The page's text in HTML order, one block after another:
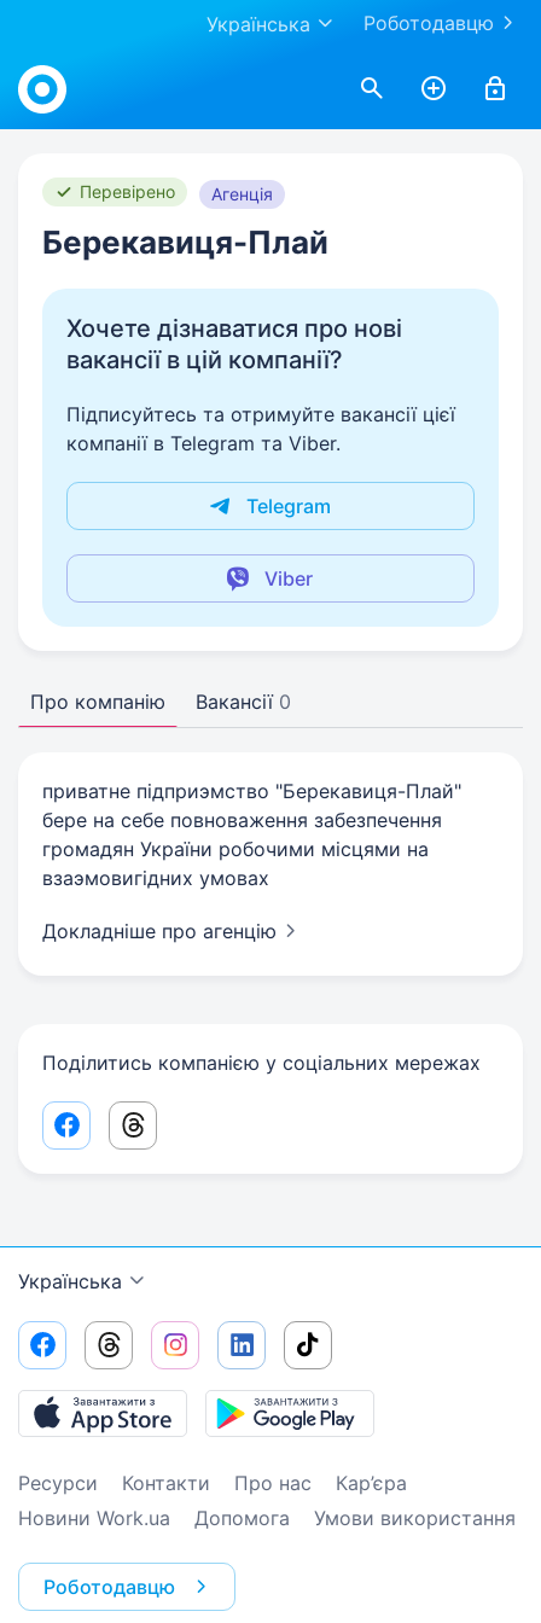
Роботодавцю
Українська
Work.ua
Перевірено Агенція
Берекавиця-Плай
Хочете дізнаватися про нові
вакансії в цій компанії?
Підписуйтесь та отримуйте вакансії цієї
компанії в Telegram та Viber.
Telegram
Viber
Про компанію Вакансії 0
приватне підприэмство "Берекавиця-Плай"
бере на себе повноваження забезпечення
громадян України робочими місцями на
взаэмовигідних умовах
Докладніше про агенцію
Поділитись компанією у соціальних мережах
Facebook share link
Threads share link
Українська
Ресурси Контакти Про нас
Кар’єра
Новини Work.ua
Допомога Умови використання
Роботодавцю